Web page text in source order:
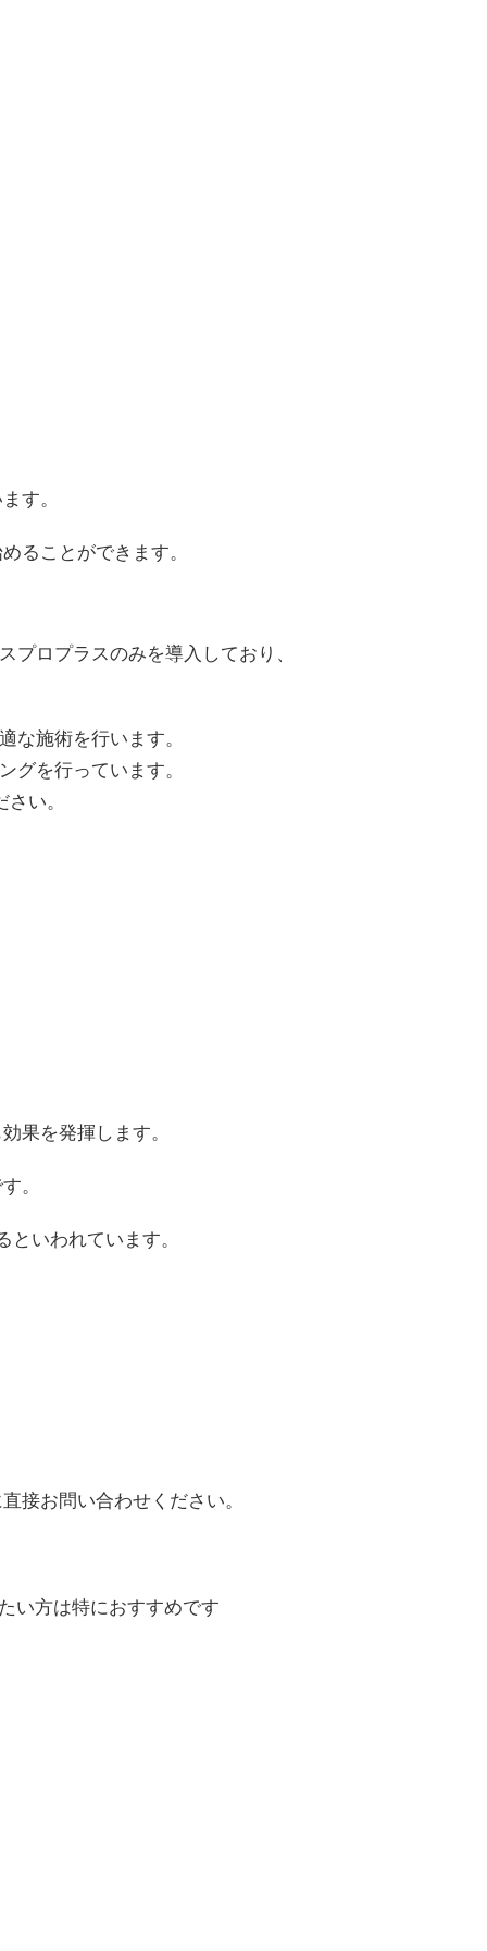
す。
ることができます。
プロプラスのみを導入しており、
な施術を行います。
グを行っています。
い。
果を発揮します。
。
いわれています。
接お問い合わせください。
い方は特におすすめです